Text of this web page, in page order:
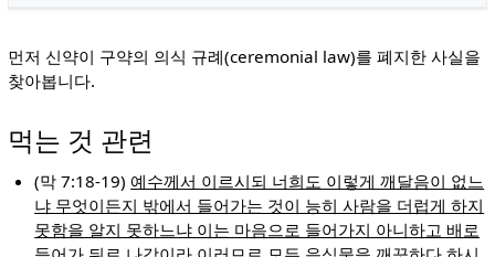
먼저 신약이 구약의 의식 규례(ceremonial law)를 폐지한 사실을
찾아봅니다.
먹는 것 관련
(막 7:18-19)예수께서 이르시되 너희도 이렇게 깨달음이 없느
냐 무엇이든지 밖에서 들어가는 것이 능히 사람을 더럽게 하지
못함을 알지 못하느냐 이는 마음으로 들어가지 아니하고 배로